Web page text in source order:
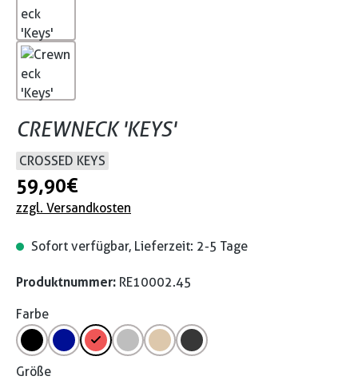
CREWNECK 'KEYS'
CROSSED KEYS
59,90 €
zzgl. Versandkosten
Sofort verfügbar, Lieferzeit: 2-5 Tage
Produktnummer: RE10002.45
Farbe
Größe